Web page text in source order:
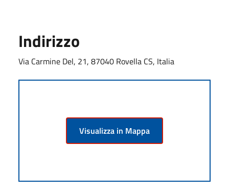
Indirizzo
Via Carmine Del, 21, 87040 Rovella CS, Italia
Visualizza in Mappa